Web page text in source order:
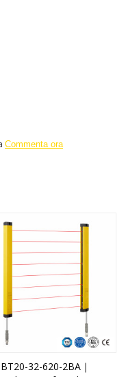
Commenta ora
32-620-2BA｜